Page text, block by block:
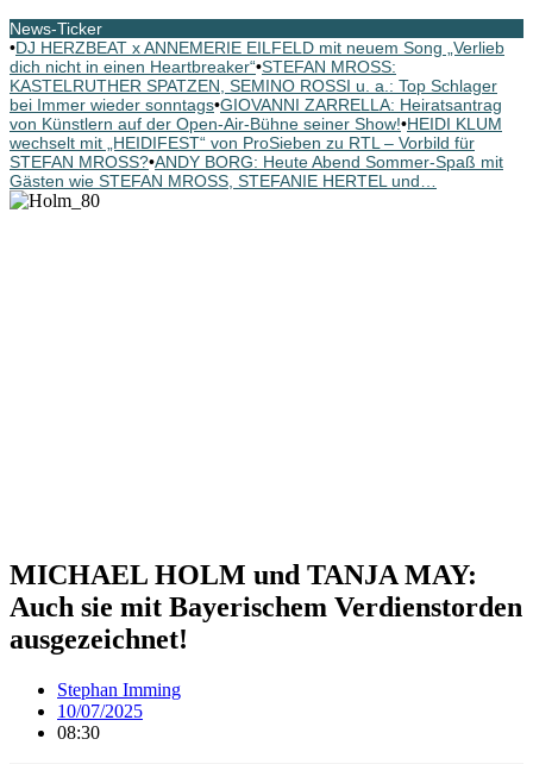
News-Ticker
•DJ HERZBEAT x ANNEMERIE EILFELD mit neuem Song „Verlieb
dich nicht in einen Heartbreaker“•STEFAN MROSS:
KASTELRUTHER SPATZEN, SEMINO ROSSI u. a.: Top Schlager
bei Immer wieder sonntags•GIOVANNI ZARRELLA: Heiratsantrag
von Künstlern auf der Open-Air-Bühne seiner Show!•HEIDI KLUM
wechselt mit „HEIDIFEST“ von ProSieben zu RTL – Vorbild für
STEFAN MROSS?•ANDY BORG: Heute Abend Sommer-Spaß mit
Gästen wie STEFAN MROSS, STEFANIE HERTEL und…
MICHAEL HOLM und TANJA MAY:
Auch sie mit Bayerischem Verdienstorden
ausgezeichnet!
Stephan Imming
10/07/2025
08:30